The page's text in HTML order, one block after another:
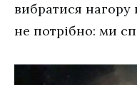
вибратися нагору
не потрібно: ми